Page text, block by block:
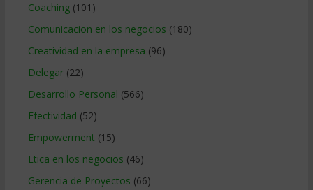
Coaching(101)
Comunicacion en los negocios (180)
Creatividad en la empresa (96)
Delegar(22)
Desarrollo Personal (566)
Efectividad (52)
Empowerment (15)
Etica en los negocios (46)
Gerencia de Proyectos (66)